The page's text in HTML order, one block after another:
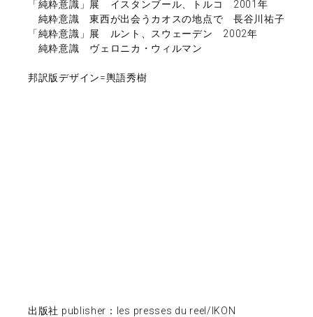
「純粋意識」展 イスタンブール、トルコ 2001年
純粋意識 東西が出会うカオスの地点で 長谷川祐子
「純粋意識」展 ルント、スウェーデン 2002年
純粋意識 ヴェロニカ・ウィルマン
邦訳版デザイン=輿語秀樹
出版社 publisher：les presses du reel/IKON